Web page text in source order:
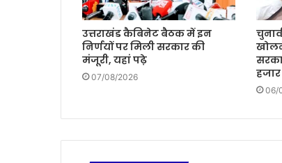
उत्तराखंड कैबिनेट बैठक में इन
निर्णयों पर मिली सरकार की
मंजूरी, यहां पढ़े
07/08/2026
हजार
06/